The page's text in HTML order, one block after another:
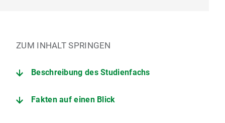
ZUM INHALT SPRINGEN
Beschreibung des Studienfachs
Fakten auf einen Blick